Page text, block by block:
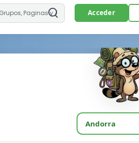
Acceder